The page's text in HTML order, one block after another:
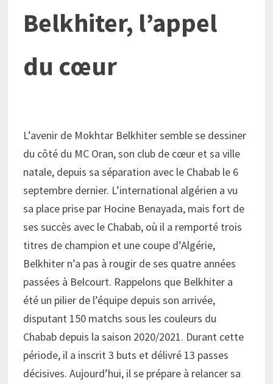
Belkhiter, l’appel
du cœur
L’avenir de Mokhtar Belkhiter semble se dessiner
du côté du MC Oran, son club de cœur et sa ville
natale, depuis sa séparation avec le Chabab le 6
septembre dernier. L’international algérien a vu
sa place prise par Hocine Benayada, mais fort de
ses succès avec le Chabab, où il a remporté trois
titres de champion et une coupe d’Algérie,
Belkhiter n’a pas à rougir de ses quatre années
passées à Belcourt. Rappelons que Belkhiter a
été un pilier de l’équipe depuis son arrivée,
disputant 150 matchs sous les couleurs du
Chabab depuis la saison 2020/2021. Durant cette
période, il a inscrit 3 buts et délivré 13 passes
décisives. Aujourd’hui, il se prépare à relancer sa